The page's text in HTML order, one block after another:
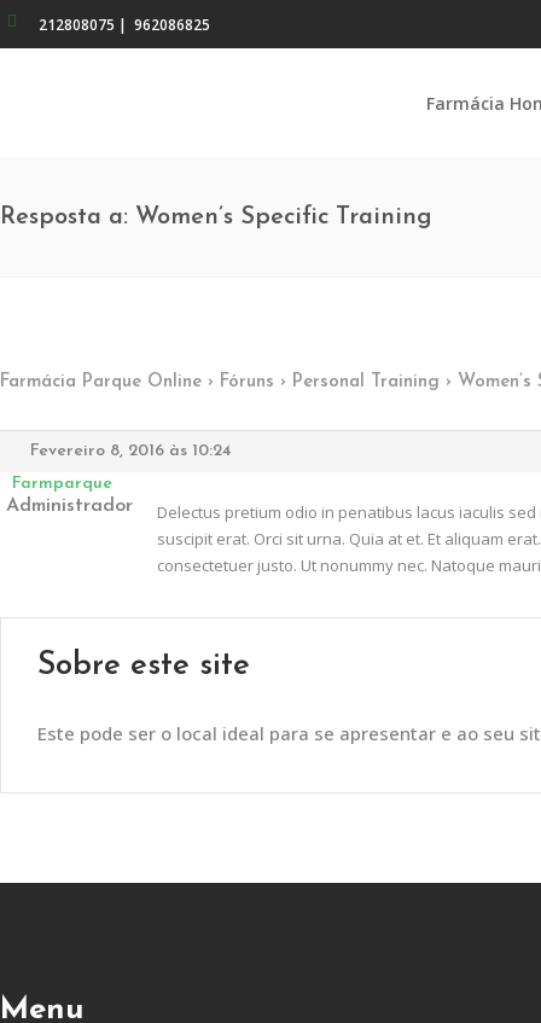
212808075 | 962086825
Farmácia
Resposta a: Women’s Specific Training
Farmácia Parque Online › Fóruns › Personal Training ›
Fevereiro 8, 2016 às 10:24
Farmparque
Administrador
Delectus pretium odio in penatibus lacus iaculis
suscipit erat. Orci sit urna. Quia at et. Et aliquam
consectetuer justo. Ut nonummy nec. Natoque
Sobre este site
Este pode ser o local ideal para se apresentar e ao seu
Menu